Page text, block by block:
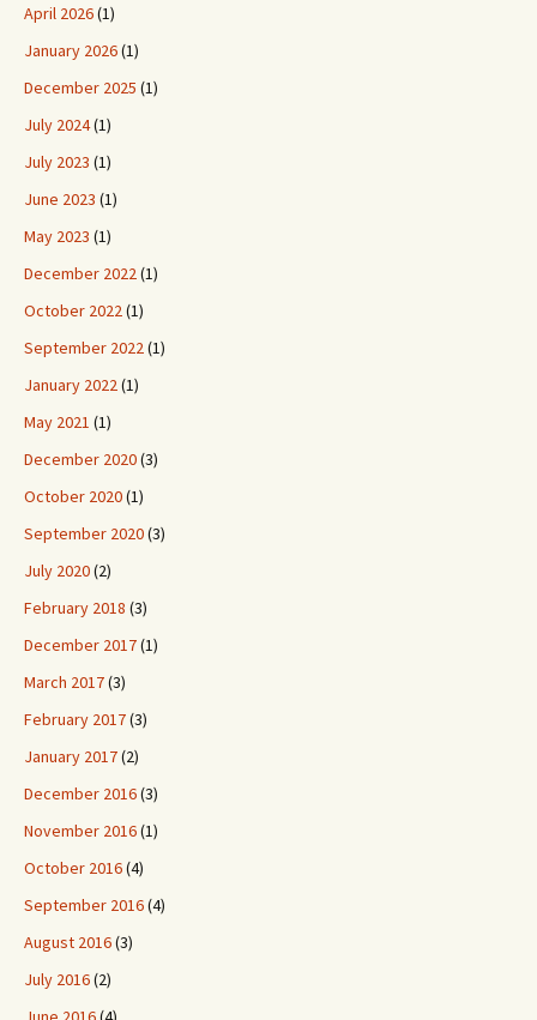
April 2026(1)
January 2026(1)
December 2025 (1)
July 2024(1)
July 2023 (1)
June 2023 (1)
May 2023 (1)
December 2022(1)
October 2022(1)
September 2022(1)
January 2022(1)
May 2021 (1)
December 2020(3)
October 2020(1)
September 2020(3)
July 2020(2)
February 2018 (3)
December 2017(1)
March 2017(3)
February 2017(3)
January 2017(2)
December 2016(3)
November 2016(1)
October 2016(4)
September 2016(4)
August 2016(3)
July 2016(2)